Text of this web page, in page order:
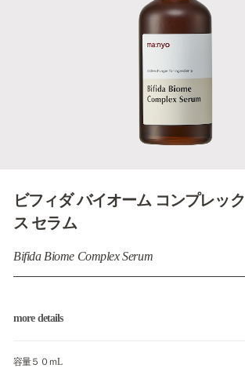
ビフィダ バイオーム コンプレック
ス セラム
Bifida Biome Complex Serum
more details
容量５０ｍL